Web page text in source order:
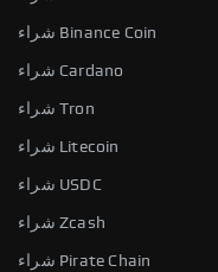
شراء Binance Coin
شراء Cardano
شراء Tron
شراء Litecoin
شراء USDC
شراء Zcash
شراء Pirate Chain